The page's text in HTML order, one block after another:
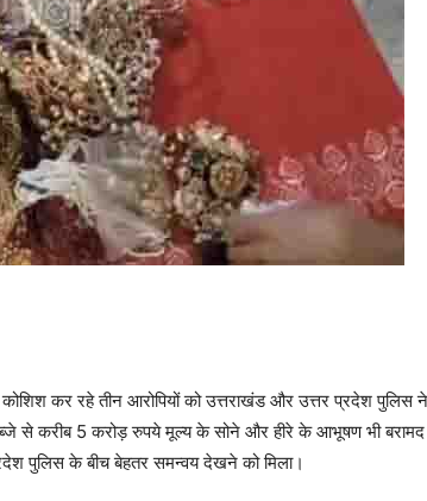
कर रहे तीन आरोपियों को उत्तराखंड और उत्तर प्रदेश पुलिस ने
से करीब 5 करोड़ रुपये मूल्य के सोने और हीरे के आभूषण भी बरामद
पुलिस के बीच बेहतर समन्वय देखने को मिला।